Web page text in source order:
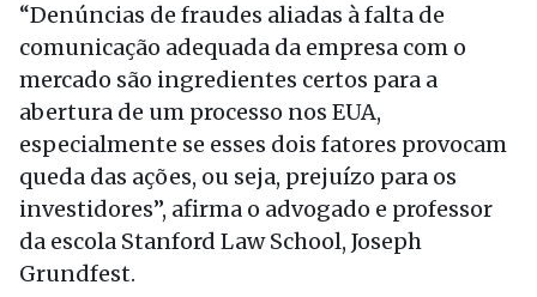
“Denúncias de fraudes aliadas à falta de
comunicação adequada da empresa com o
mercado são ingredientes certos para a
abertura de um processo nos EUA,
especialmente se esses dois fatores provocam
queda das ações, ou seja, prejuízo para os
investidores”, afirma o advogado e professor
da escola Stanford Law School, Joseph
Grundfest.